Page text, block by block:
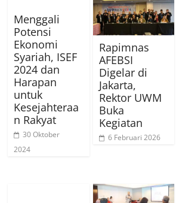
Menggali
Potensi
Ekonomi
Syariah, ISEF
2024 dan
Harapan
untuk
Kesejahteraa
n Rakyat
30 Oktober
2024
Rapimnas
AFEBSI
Digelar di
Jakarta,
Rektor UWM
Buka
Kegiatan
6 Februari 2026